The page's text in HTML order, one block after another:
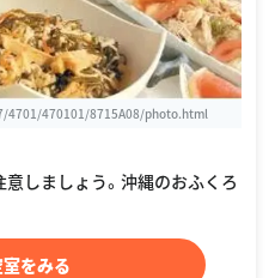
470101/8715A08/photo.html
しましょう。沖縄のおふくろ
室をみる